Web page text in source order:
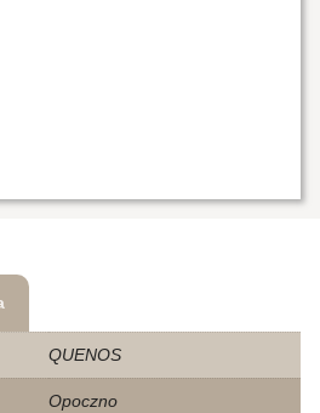
QUENOS
Opoczno